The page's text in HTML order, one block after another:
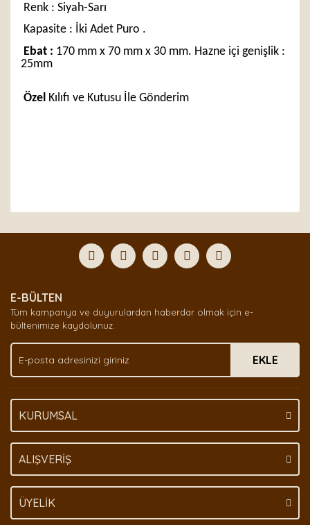
Renk : Siyah-Sarı
Kapasite : İki Adet Puro .
Ebat : 170 mm x 70 mm x 30 mm. Hazne içi genişlik :
25mm
Özel Kılıfı ve Kutusu İle Gönderim
Yorum Yaz
formunu kullanarak tarafımıza iletebilirsiniz.
Görüş ve önerileriniz için teşekkür ederiz.
Ürün açıklamasında eksik bilgiler bulunuyor.
Ürün bilgilerinde hatalar bulunuyor.
Ürün fiyatı diğer sitelerden daha pahalı.
Bu ürüne benzer farklı alternatifler olmalı.
E-BÜLTEN
Tüm kampanya ve duyurulardan haberdar olmak için e-
bültenimize kaydolunuz.
EKLE
KURUMSAL
ALIŞVERİŞ
ÜYELİK